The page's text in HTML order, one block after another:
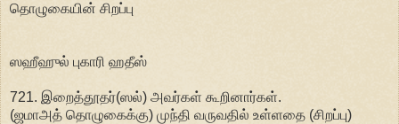
தொழுகையின் சிறப்பு
ஸஹீஹுல் புகாரி ஹதீஸ்
721. இறைத்தூதர்(ஸல்) அவர்கள் கூறினார்கள்.
(ஜமாஅத் தொழுகைக்கு) முந்தி வருவதில் உள்ளதை (சிறப்பு)